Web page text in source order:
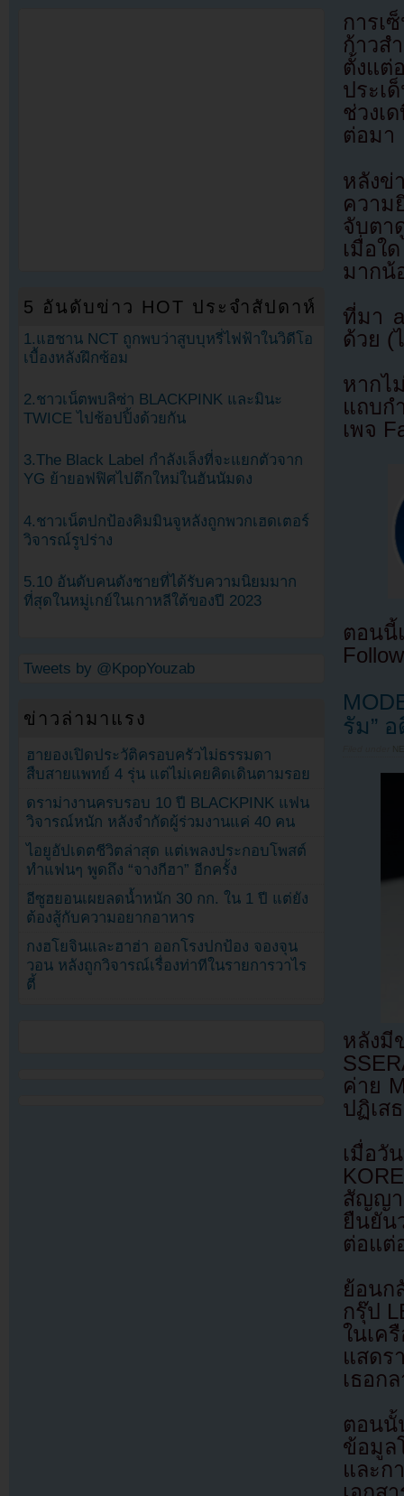
การเ
ก้าวส
ตั้งแ
ประเ
ช่วงเ
ต่อมา
หลังข่
ความ
จับตา
เมื่อใ
มากน้
ที่มา
ด้วย (
หากไ
แถบก
เพจ
ตอนนี้
รัม”
หลัง
ค่าย
ปฏิเส
เมื่อ
สัญญา
ยืนยัน
ต่อแต่
ย้อนก
กรุ๊ป
ในเค
แสดร
เธอก
ตอนนั้
ข้อมูล
และก
5 อันดับข่าว HOT ประจำสัปดาห์
1.แฮชาน NCT ถูกพบว่าสูบบุหรี่ไฟฟ้าในวิดีโอ
เบื้องหลังฝึกซ้อม
2.ชาวเน็ตพบลิซ่า BLACKPINK และมินะ
TWICE ไปช้อปปิ้งด้วยกัน
3.The Black Label กำลังเล็งที่จะแยกตัวจาก
YG ย้ายอฟฟิศไปตึกใหม่ในฮันนัมดง
4.ชาวเน็ตปกป้องคิมมินจูหลังถูกพวกเฮดเตอร์
วิจารณ์รูปร่าง
5.10 อันดับคนดังชายที่ได้รับความนิยมมาก
ที่สุดในหมู่เกย์ในเกาหลีใต้ของปี 2023
Tweets by @KpopYouzab
ข่าวล่ามาแรง
ฮายองเปิดประวัติครอบครัวไม่ธรรมดา
สืบสายแพทย์ 4 รุ่น แต่ไม่เคยคิดเดินตามรอย
ดราม่างานครบรอบ 10 ปี BLACKPINK แฟน
วิจารณ์หนัก หลังจำกัดผู้ร่วมงานแค่ 40 คน
ไอยูอัปเดตชีวิตล่าสุด แต่เพลงประกอบโพสต์
ทำแฟนๆ พูดถึง “จางกีฮา” อีกครั้ง
อีซูฮยอนเผยลดน้ำหนัก 30 กก. ใน 1 ปี แต่ยัง
ต้องสู้กับความอยากอาหาร
กงฮโยจินและฮาฮ่า ออกโรงปกป้อง จองจุน
วอน หลังถูกวิจารณ์เรื่องท่าทีในรายการวาไร
ตี้